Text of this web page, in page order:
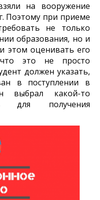
на вооружение
Поэтому при приеме
не только
образования, но и
этом оценивать его
это не просто
должен указать,
в поступлении в
выбрал какой-то
для получения